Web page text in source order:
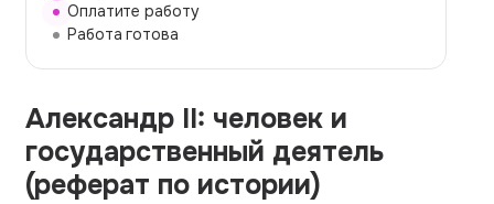
Темы работ
О сервисе
О компании
Наши гарантии
Контакты
Оплатите работу
Работа готова
Александр II: человек и
государственный деятель
(реферат по истории)